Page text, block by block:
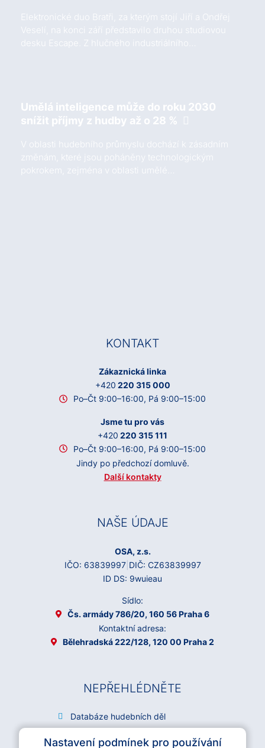
Nastavení podmínek pro používání
Elektronické duo Bratři, za kterým stojí Jiří a Ondřej
Veselí, na konci září představilo druhou studiovou
desku Escape. Z hlučného industriálního…
Umělá inteligence může do roku 2030
snížit příjmy z hudby až o 28 %
V oblasti hudebního průmyslu dochází k zásadním
změnám, které jsou poháněny technologickým
pokrokem, zejména v oblasti umělé…
KONTAKT
Zákaznická linka
+420 220 315 000
Po–Čt 9:00–16:00, Pá 9:00–15:00
Jsme tu pro vás
+420 220 315 111
Po–Čt 9:00–16:00, Pá 9:00–15:00
Jindy po předchozí domluvě.
Další kontakty
NAŠE ÚDAJE
OSA, z.s.
IČO: 63839997| DIČ: CZ63839997
ID DS: 9wuieau
Sídlo:
Čs. armády 786/20, 160 56 Praha 6
Kontaktní adresa:
Bělehradská 222/128, 120 00 Praha 2
NEPŘEHLÉDNĚTE
Databáze hudebních děl